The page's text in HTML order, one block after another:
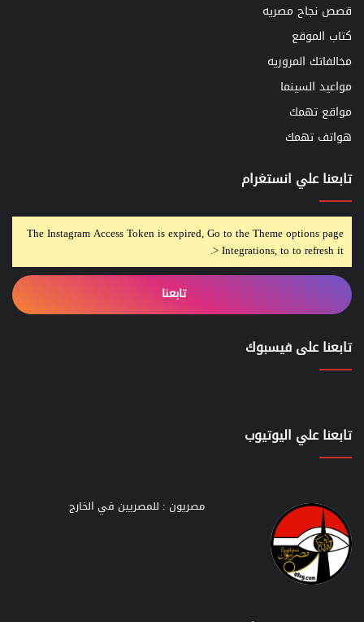
قصص نجاح مصريه
كتاب الموقع
مخالفاتك المروريه
مواعيد السينما
مواقع تهمك
هواتف تهمك
تابعنا علي انستغرام
The Instagram Access Token is expired, Go to the Theme options page
> Integrations, to to refresh it.
تابعنا
تابعنا على فيسبوك
تابعنا علي اليوتيوب
مصريون : للمصريين في الخارج